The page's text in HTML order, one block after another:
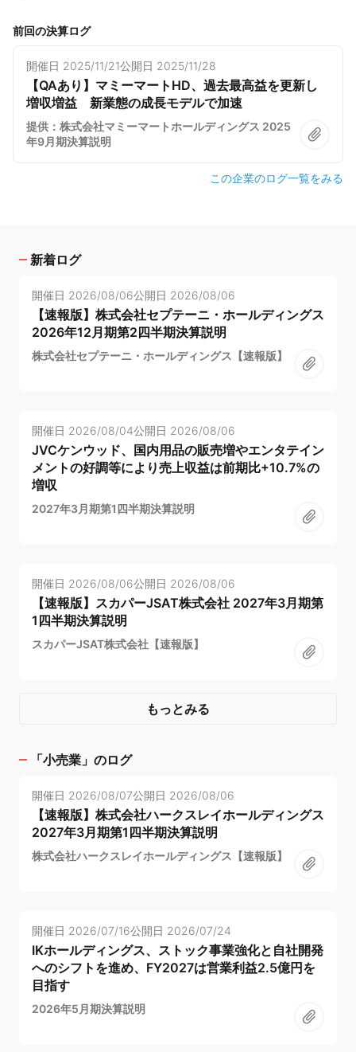
前回の決算ログ
開催日 2025/11/21公開日 2025/11/28
【QAあり】マミーマートHD、過去最高益を更新し
増収増益 新業態の成長モデルで加速
提供：株式会社マミーマートホールディングス 2025
年9月期決算説明
この企業のログ一覧をみる
新着ログ
開催日 2026/08/06公開日 2026/08/06
【速報版】株式会社セプテーニ・ホールディングス
2026年12月期第2四半期決算説明
株式会社セプテーニ・ホールディングス【速報版】
開催日 2026/08/04公開日 2026/08/06
JVCケンウッド、国内用品の販売増やエンタテイン
メントの好調等により売上収益は前期比+10.7%の
増収
2027年3月期第1四半期決算説明
開催日 2026/08/06公開日 2026/08/06
【速報版】スカパーJSAT株式会社 2027年3月期第
1四半期決算説明
スカパーJSAT株式会社【速報版】
もっとみる
「小売業 」のログ
開催日 2026/08/07公開日 2026/08/06
【速報版】株式会社ハークスレイホールディングス
2027年3月期第1四半期決算説明
株式会社ハークスレイホールディングス【速報版】
開催日 2026/07/16公開日 2026/07/24
IKホールディングス、ストック事業強化と自社開発
へのシフトを進め、FY2027は営業利益2.5億円を
目指す
2026年5月期決算説明